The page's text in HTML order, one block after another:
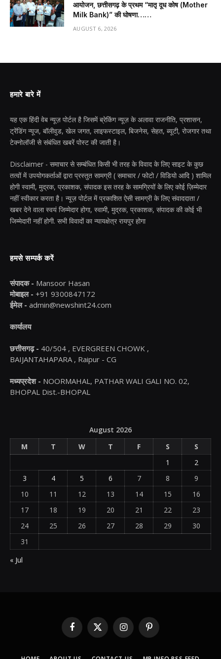
आयोजन, छत्तीसगढ़ के प्रथम “मातृ दूध कोष (Mother
Milk Bank)” की घोषणा……
AUGUST 6, 2026
हमारे बारे में
यह एक हिंदी वेब न्यूज़ पोर्टल है जिसमें ब्रेकिंग न्यूज़ के अलावा राजनीति, प्रशासन,
ट्रेंडिंग न्यूज, बॉलीवुड, खेल जगत, लाइफस्टाइल, बिजनेस, सेहत, ब्यूटी, रोजगार तथा
टेक्नोलॉजी से संबंधित खबरें पोस्ट की जाती है।
Disclaimer - समाचार से सम्बंधित किसी भी तरह के विवाद के लिए साइट के कुछ
तत्वों में उपयोगकर्ताओं द्वारा प्रस्तुत सामग्री ( समाचार / फोटो / विडियो आदि ) शामिल
होगी स्वामी, मुद्रक, प्रकाशक, संपादक इस तरह के सामग्रियों के लिए कोई ज़िम्मेदार
नहीं स्वीकार करता है। न्यूज़ पोर्टल में प्रकाशित ऐसी सामग्री के लिए संवाददाता /
खबर देने वाला स्वयं जिम्मेदार होगा, स्वामी, मुद्रक, प्रकाशक, संपादक की कोई भी
जिम्मेदारी नहीं होगी. सभी विवादों का न्यायक्षेत्र रायपुर होगा
हमसे सम्पर्क करें
संपादक - Mansoor Hasan
मोबाइल - +91 9300847172
ईमेल - admin@newshint24.com
कार्यालय
छत्तीसगढ़ - 40/504 , EVERGREEN CHOWK ,
BAIJANTAHAPARA , Raipur - CG
मध्यप्रदेश - NOORMAHAL, PATHAR WALI GALI NO. 02,
BHOPAL Dist.-BHOPAL
August 2026
M
T W T F S
S
1
2
3
4 5 6 7 8
9
10
11 12 13 14 15
16
17
18 19 20 21 22
23
24
25 26 27 28 29
30
31
« Jul
Facebook
X
(Twitter)
InstagramPinterest